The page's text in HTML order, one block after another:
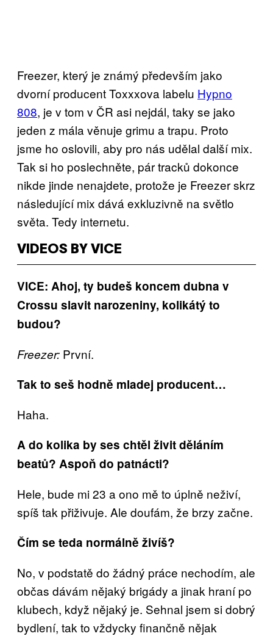
Freezer, který je známý především jako
dvorní producent Toxxxova labelu Hypno
808, je v tom v ČR asi nejdál, taky se jako
jeden z mála věnuje grimu a trapu. Proto
jsme ho oslovili, aby pro nás udělal další mix.
Tak si ho poslechněte, pár tracků dokonce
nikde jinde nenajdete, protože je Freezer skrz
následující mix dává exkluzivně na světlo
světa. Tedy internetu.
VIDEOS BY VICE
VICE: Ahoj, ty budeš koncem dubna v
Crossu slavit narozeniny, kolikátý to
budou?
Freezer: První.
Tak to seš hodně mladej producent…
Haha.
A do kolika by ses chtěl živit děláním
beatů? Aspoň do patnácti?
Hele, bude mi 23 a ono mě to úplně neživí,
spíš tak přiživuje. Ale doufám, že brzy začne.
Čím se teda normálně živíš?
No, v podstatě do žádný práce nechodím, ale
občas dávám nějaký brigády a jinak hraní po
klubech, když nějaký je. Sehnal jsem si dobrý
bydlení, tak to vždycky finančně nějak